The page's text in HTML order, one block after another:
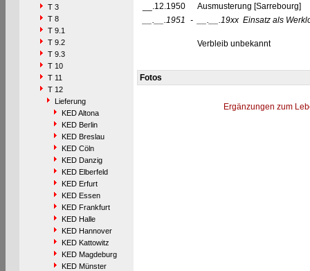
T 3
T 8
T 9.1
T 9.2
T 9.3
T 10
T 11
T 12
Lieferung
KED Altona
KED Berlin
KED Breslau
KED Cöln
KED Danzig
KED Elberfeld
KED Erfurt
KED Essen
KED Frankfurt
KED Halle
KED Hannover
KED Kattowitz
KED Magdeburg
KED Münster
__.12.1950
Ausmusterung [Sarrebourg]
__.__.1951 - __.__.19xx Einsatz als
Verbleib unbekannt
Fotos
Ergänzungen zum